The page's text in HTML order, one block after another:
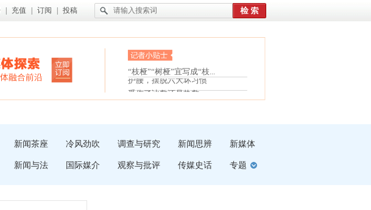
充值 订阅 投稿
眼白变红或是结膜下出血
“枝桠”“树桠”宜写成“枝...
夏天缓解疲劳有三招
护腰，摆脱六大坏习惯
受伤了冰敷还是热敷
白内障治疗的误区
新闻茶座 冷风劲吹 调查与研究 新闻思辨 新媒体
新闻与法 国际媒介 观察与批评 传媒史话 专题